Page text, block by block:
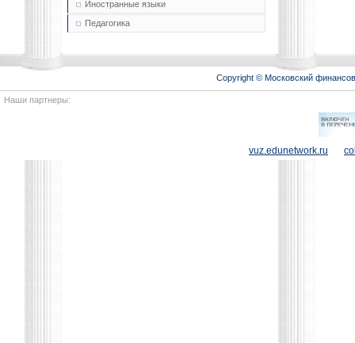
Иностранные языки
Педагогика
Copyright © Московский
Наши партнеры:
vuz.edunetwork.ru